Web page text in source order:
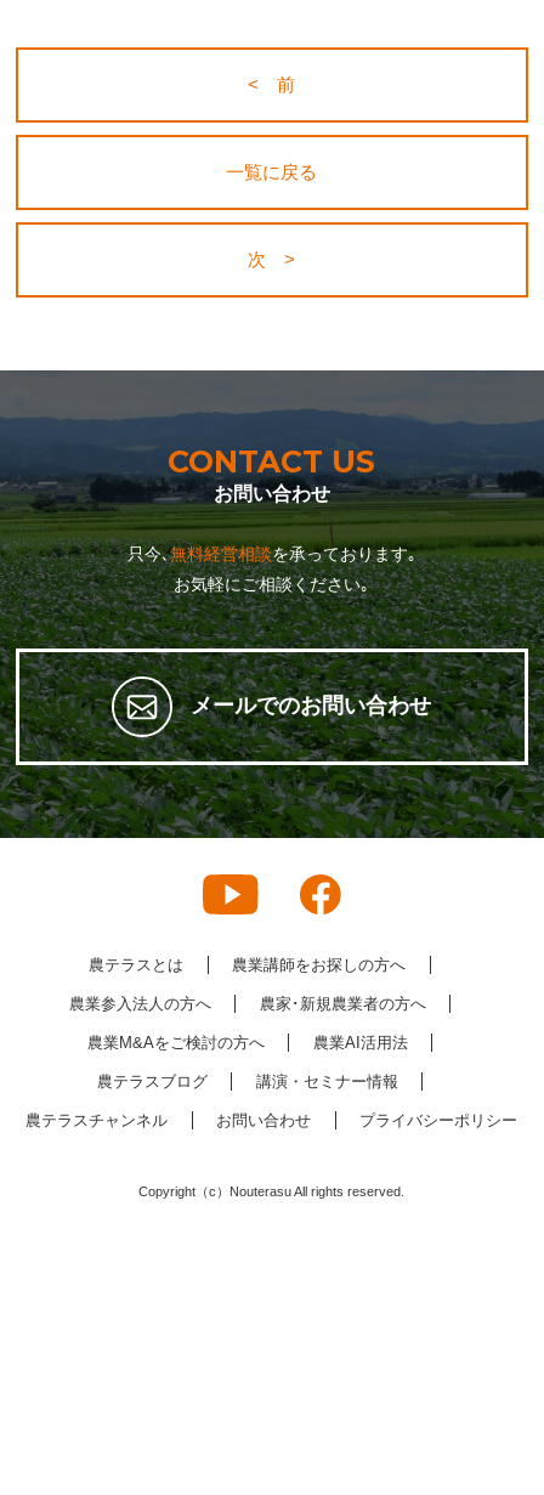
< 前
一覧に戻る
次 >
CONTACT US
お問い合わせ
只今､無料経営相談を承っております｡
お気軽にご相談ください｡
メールでのお問い合わせ
農テラスとは 農業講師をお探しの方へ
農業参入法人の方へ 農家･新規農業者の方へ
農業M&Aをご検討の方へ 農業AI活用法
農テラスブログ 講演・セミナー情報
農テラスチャンネル お問い合わせ プライバシーポリシー
Copyright（c）Nouterasu All rights reserved.